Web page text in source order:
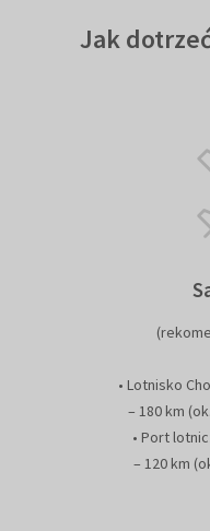
Jak
• Lotnisko
– 180 km
• Port
– 120 km